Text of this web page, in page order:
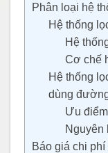
Phân loại hệ
Hệ thống
Hệ
Cơ chế
Hệ thống
dùng
Ưu
Nguyên
Báo giá chi